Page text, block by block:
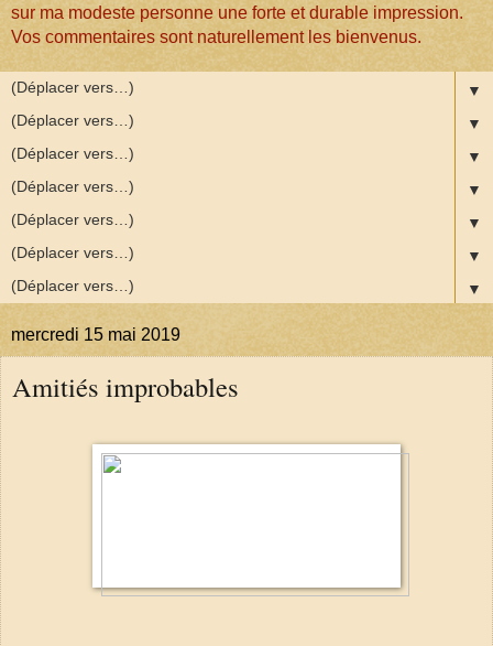
sur ma modeste personne une forte et durable impression.
Vos commentaires sont naturellement les bienvenus.
▼
▼
▼
▼
▼
▼
▼
mercredi 15 mai 2019
Amitiés improbables